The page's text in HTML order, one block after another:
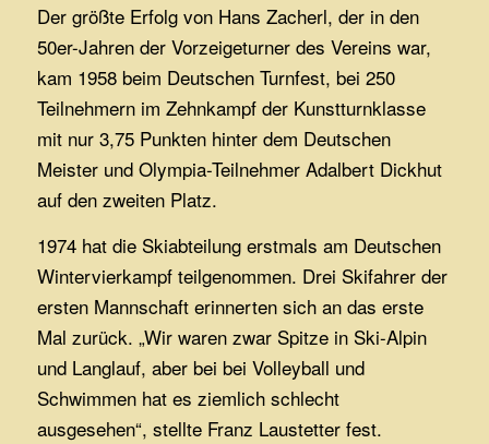
Der größte Erfolg von Hans Zacherl, der in den
50er-Jahren der Vorzeigeturner des Vereins war,
kam 1958 beim Deutschen Turnfest, bei 250
Teilnehmern im Zehnkampf der Kunstturnklasse
mit nur 3,75 Punkten hinter dem Deutschen
Meister und Olympia-Teilnehmer Adalbert Dickhut
auf den zweiten Platz.
1974 hat die Skiabteilung erstmals am Deutschen
Wintervierkampf teilgenommen. Drei Skifahrer der
ersten Mannschaft erinnerten sich an das erste
Mal zurück. „Wir waren zwar Spitze in Ski-Alpin
und Langlauf, aber bei bei Volleyball und
Schwimmen hat es ziemlich schlecht
ausgesehen“, stellte Franz Laustetter fest.